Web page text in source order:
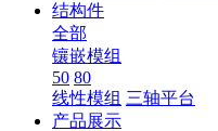
结构件
全部
镶嵌模组
50 80
线性模组 三轴平台
产品展示